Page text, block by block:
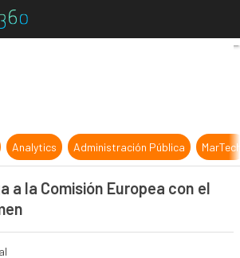
Blockchain llega a la Comisión
Analytics Administración Pública
a la Comisión Europea con el